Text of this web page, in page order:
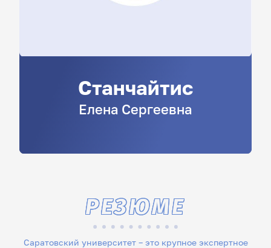
Станчайтис
Елена Сергеевна
Саратовский университет – это крупное экспертное
РЕЗЮМЕ